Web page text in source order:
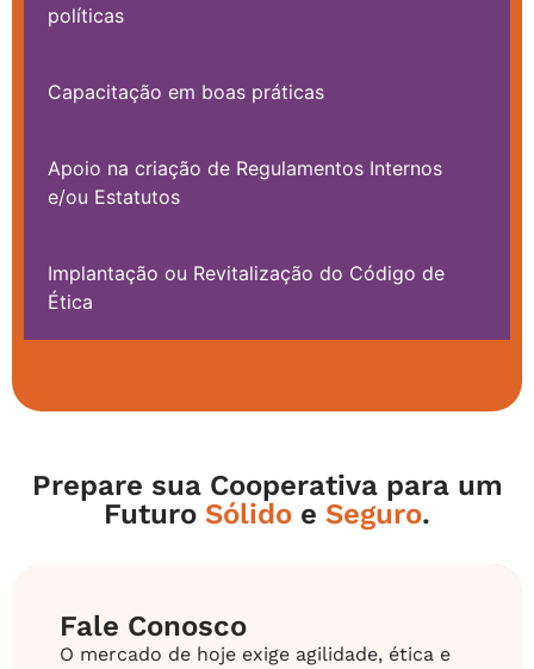
políticas
Capacitação em boas práticas
Apoio na criação de Regulamentos Internos
e/ou Estatutos
Implantação ou Revitalização do Código de
Ética
Prepare sua Cooperativa para um
Futuro Sólido e Seguro.
Fale Conosco
O mercado de hoje exige agilidade, ética e